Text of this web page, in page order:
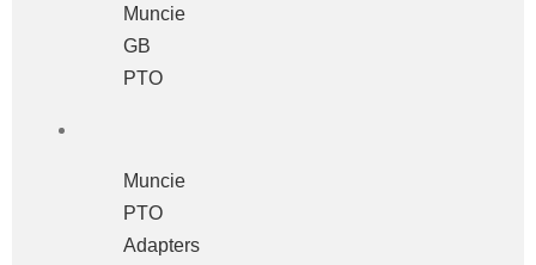
Muncie
GB
PTO
Muncie
PTO
Adapters